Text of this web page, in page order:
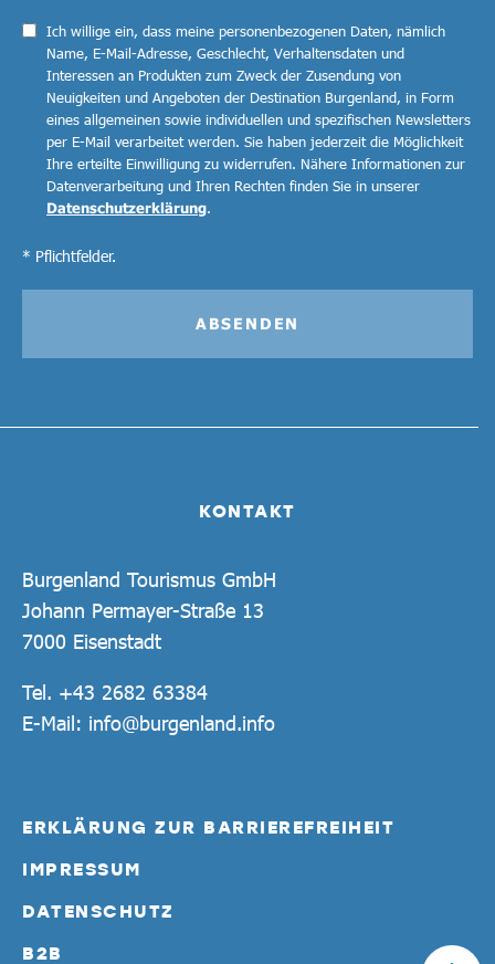
KONTAKT
Burgenland Tourismus GmbH
Johann Permayer-Straße 13
7000 Eisenstadt
Tel. +43 2682 63384
E-Mail: info@burgenland.info
ERKLÄRUNG ZUR BARRIEREFREIHEIT
IMPRESSUM
DATENSCHUTZ
B2B
Ich willige ein, dass meine personenbezogenen Daten, nämlich
Name, E-Mail-Adresse, Geschlecht, Verhaltensdaten und
Interessen an Produkten zum Zweck der Zusendung von
Neuigkeiten und Angeboten der Destination Burgenland, in Form
eines allgemeinen sowie individuellen und spezifischen Newsletters
per E-Mail verarbeitet werden. Sie haben jederzeit die Möglichkeit
Ihre erteilte Einwilligung zu widerrufen. Nähere Informationen zur
Datenverarbeitung und Ihren Rechten finden Sie in unserer
Datenschutzerklärung.
* Pflichtfelder.
ABSENDEN